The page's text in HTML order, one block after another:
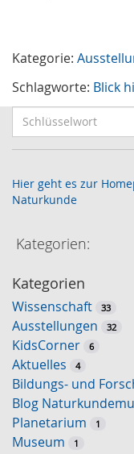
Kategorie:
Schlagworte: Blick
c
h
ü
e
w
o
r
t
-
S
u
c
h
Hier geht es zur
Naturkunde
Kategorien:
Kategorien
Wissenschaft 33
Ausstellungen 32
KidsCorner 6
Aktuelles 4
Bildungs- und
Blog
Planetarium 1
Museum 1